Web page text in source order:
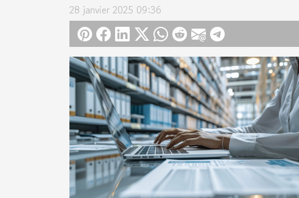
28 janvier 2025 09:36